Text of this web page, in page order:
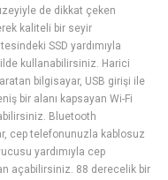
de dikkat çeken
kaliteli bir seyir
SSD yardımıyla
kullanabilirsiniz. Harici
bilgisayar, USB girişi ile
bir alanı kapsayan Wi-Fi
Bluetooth
cep telefonunuzla kablosuz
yardımıyla cep
açabilirsiniz. 88 derecelik bir